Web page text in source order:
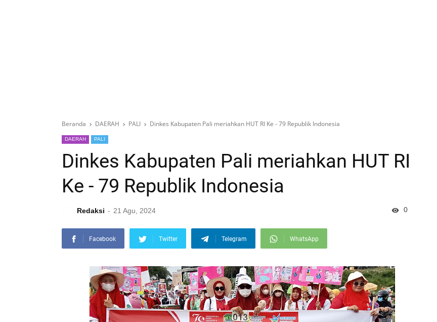
Beranda DAERAH PALI Dinkes Kabupaten Pali meriahkan HUT RI Ke - 79 Republik Indonesia
DAERAH PALI
Dinkes Kabupaten Pali meriahkan HUT RI
Ke - 79 Republik Indonesia
Redaksi 21 Agu, 2024 0
Facebook Twitter Telegram WhatsApp